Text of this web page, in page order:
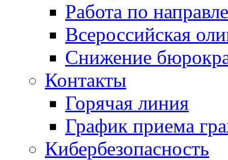
Работа по
Всероссийская
Снижение
Контакты
Горячая линия
График приема
Кибербезопасность